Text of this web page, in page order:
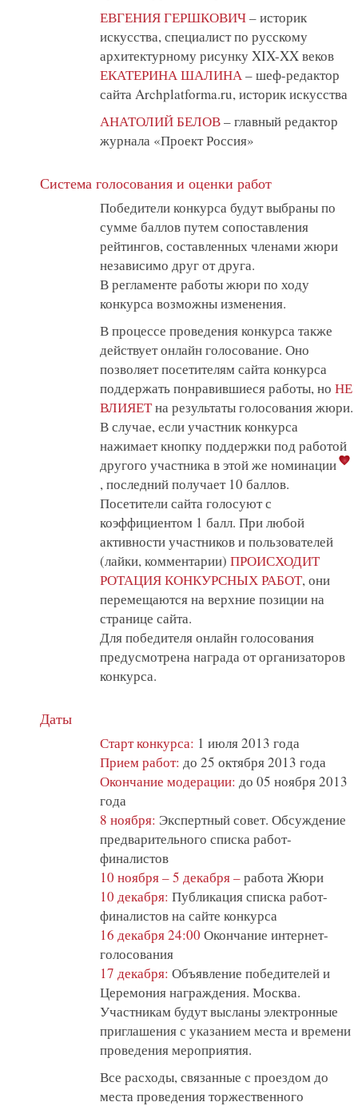
ЕВГЕНИЯ ГЕРШКОВИЧ– историк
искусства, специалист по русскому
архитектурному рисунку XIX-XX веков
ЕКАТЕРИНА ШАЛИНА– шеф-редактор
сайта Archplatforma.ru, историк искусства
АНАТОЛИЙ БЕЛОВ– главный редактор
журнала «Проект Россия»
Система голосования и оценки работ
Победители конкурса будут выбраны по
сумме баллов путем сопоставления
рейтингов, составленных членами жюри
независимо друг от друга.
В регламенте работы жюри по ходу
конкурса возможны изменения.
В процессе проведения конкурса также
действует онлайн голосование. Оно
позволяет посетителям сайта конкурса
поддержать понравившиеся работы, но НЕ
ВЛИЯЕТна результаты голосования жюри.
В случае, если участник конкурса
нажимает кнопку поддержки под работой
другого участника в этой же номинации
, последний получает 10 баллов.
Посетители сайта голосуют с
коэффициентом 1 балл. При любой
активности участников и пользователей
(лайки, комментарии) ПРОИСХОДИТ
РОТАЦИЯ КОНКУРСНЫХ РАБОТ, они
перемещаются на верхние позиции на
странице сайта.
Для победителя онлайн голосования
предусмотрена награда от организаторов
конкурса.
Даты
Старт конкурса: 1 июля 2013 года
Прием работ: до 25 октября 2013 года
Окончание модерации: до 05 ноября 2013
года
8 ноября: Экспертный совет. Обсуждение
предварительного списка работ-
финалистов
10 ноября – 5 декабря –работа Жюри
10 декабря: Публикация списка работ-
финалистов на сайте конкурса
16 декабря 24:00 Окончание интернет-
голосования
17 декабря: Объявление победителей и
Церемония награждения. Москва.
Участникам будут высланы электронные
приглашения с указанием места и времени
проведения мероприятия.
Все расходы, связанные с проездом до
места проведения торжественного